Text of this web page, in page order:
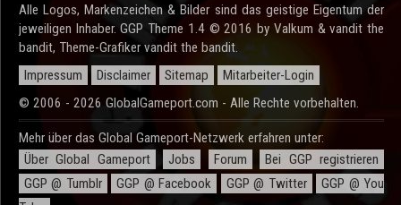
Alle Logos, Markenzeichen & Bilder sind das geistige Eigentum der
jeweiligen Inhaber. GGP Theme 1.4 © 2016 by Valkum & vandit the
bandit, Theme-Grafiker vandit the bandit.
Impressum
Disclaimer Sitemap
Mitarbeiter-Login
© 2006 - 2026 GlobalGameport.com - Alle Rechte vorbehalten.
Mehr über das Global Gameport-Netzwerk erfahren unter:
Über Global Gameport
Jobs Forum
Bei GGP registrieren
GGP @ Tumblr
GGP @ Facebook GGP @ Twitter
GGP @ You